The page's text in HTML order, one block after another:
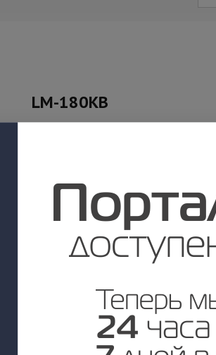
LM-180KB
Цена по запросу